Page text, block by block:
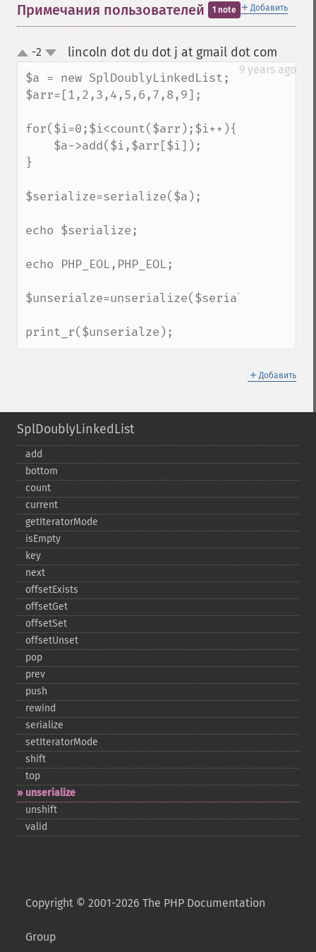
＋ Добавить
Примечания пользователей 1 note
up
down
-2 lincoln dot du dot j at gmail dot com
9 years ago
$a = new SplDoublyLinkedList;
$arr=[1,2,3,4,5,6,7,8,9];
for($i=0;$i<count($arr);$i++){
}
$serialize=serialize($a);
echo $serialize;
echo PHP_EOL,PHP_EOL;
$unserialze=unserialize($serialize);
print_r($unserialze);
＋ Добавить
SplDoublyLinkedList
add
bottom
count
current
getIteratorMode
isEmpty
key
next
offsetExists
offsetGet
offsetSet
offsetUnset
pop
prev
push
rewind
serialize
setIteratorMode
shift
top
unserialize
unshift
valid
Copyright © 2001-2026 The PHP Documentation
Group